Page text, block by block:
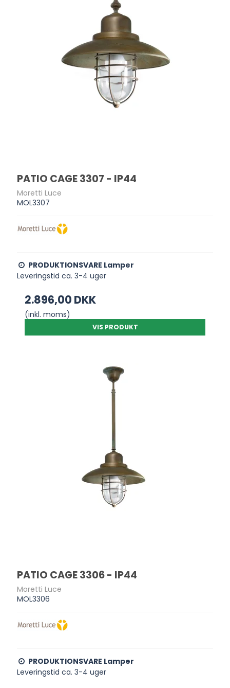
PATIO CAGE 3307 - IP44
Moretti Luce
MOL3307
PRODUKTIONSVARE Lamper
Leveringstid ca. 3-4 uger
2.896,00 DKK
(inkl. moms)
VIS PRODUKT
PATIO CAGE 3306 - IP44
Moretti Luce
MOL3306
PRODUKTIONSVARE Lamper
Leveringstid ca. 3-4 uger